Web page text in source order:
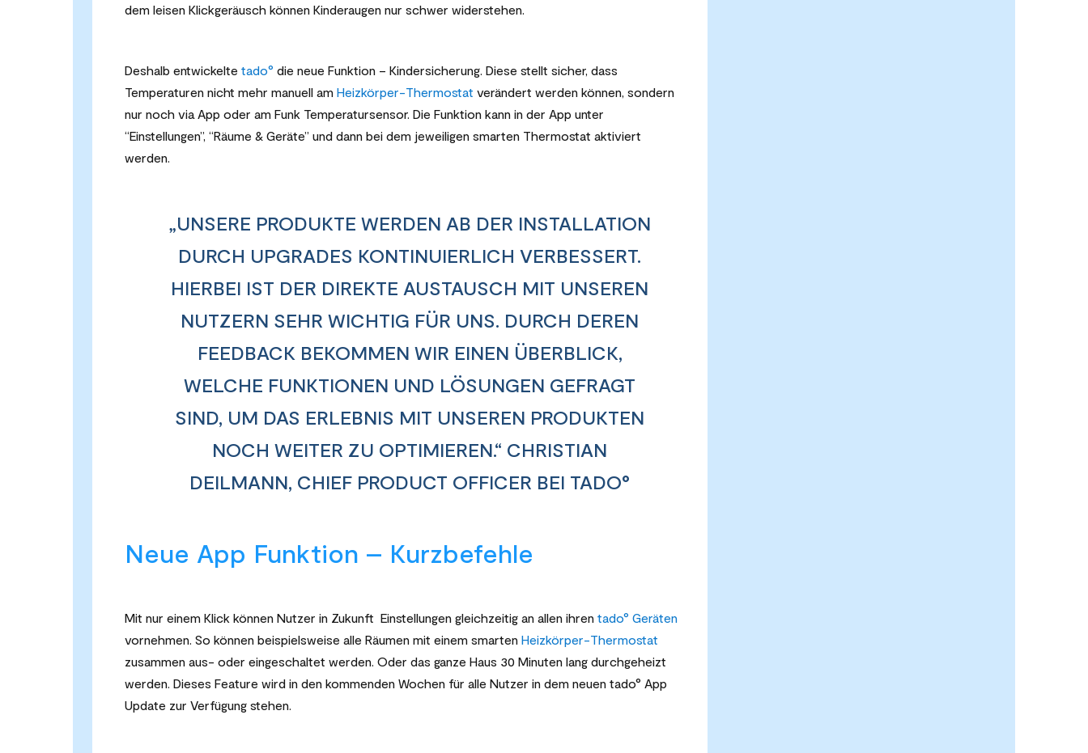
dem leisen Klickgeräusch können Kinderaugen nur schwer widerstehen.
Deshalb entwickelte tado° die neue Funktion – Kindersicherung. Diese stellt sicher, dass
Temperaturen nicht mehr manuell am Heizkörper-Thermostat verändert werden können, sondern
nur noch via App oder am Funk Temperatursensor. Die Funktion kann in der App unter
“Einstellungen”, “Räume & Geräte” und dann bei dem jeweiligen smarten Thermostat aktiviert
werden.
„UNSERE PRODUKTE WERDEN AB DER INSTALLATION
DURCH UPGRADES KONTINUIERLICH VERBESSERT.
HIERBEI IST DER DIREKTE AUSTAUSCH MIT UNSEREN
NUTZERN SEHR WICHTIG FÜR UNS. DURCH DEREN
FEEDBACK BEKOMMEN WIR EINEN ÜBERBLICK,
WELCHE FUNKTIONEN UND LÖSUNGEN GEFRAGT
SIND, UM DAS ERLEBNIS MIT UNSEREN PRODUKTEN
NOCH WEITER ZU OPTIMIEREN.“ CHRISTIAN
DEILMANN, CHIEF PRODUCT OFFICER BEI TADO°
Neue App Funktion – Kurzbefehle
Mit nur einem Klick können Nutzer in Zukunft Einstellungen gleichzeitig an allen ihren tado° Geräten
vornehmen. So können beispielsweise alle Räumen mit einem smarten Heizkörper-Thermostat
zusammen aus- oder eingeschaltet werden. Oder das ganze Haus 30 Minuten lang durchgeheizt
werden. Dieses Feature wird in den kommenden Wochen für alle Nutzer in dem neuen tado° App
Update zur Verfügung stehen.